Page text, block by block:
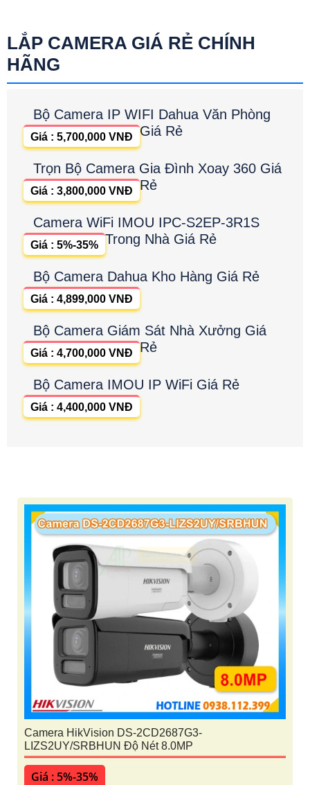
LẮP CAMERA GIÁ RẺ CHÍNH
HÃNG
Bộ Camera IP WIFI Dahua Văn Phòng
Giá Rẻ
Giá : 5,700,000 VNĐ
Trọn Bộ Camera Gia Đình Xoay 360 Giá
Rẻ
Giá : 3,800,000 VNĐ
Camera WiFi IMOU IPC-S2EP-3R1S
Trong Nhà Giá Rẻ
Giá : 5%-35%
Bộ Camera Dahua Kho Hàng Giá Rẻ
Giá : 4,899,000 VNĐ
Bộ Camera Giám Sát Nhà Xưởng Giá
Rẻ
Giá : 4,700,000 VNĐ
Bộ Camera IMOU IP WiFi Giá Rẻ
Giá : 4,400,000 VNĐ
Camera HikVision DS-2CD2687G3-
LIZS2UY/SRBHUN Độ Nét 8.0MP
Giá : 5%-35%